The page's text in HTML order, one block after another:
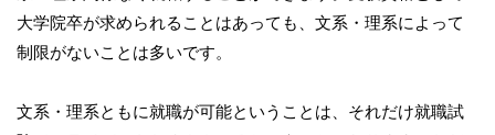
大学院卒が求められることはあっても、文系・理系によって
制限がないことは多いです。
文系・理系ともに就職が可能ということは、それだけ就職試